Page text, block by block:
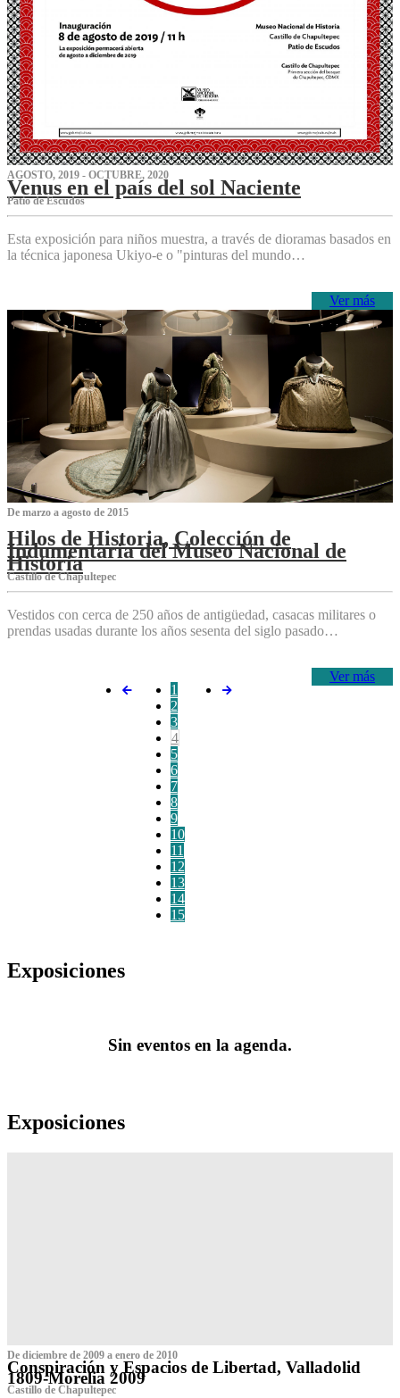
AGOSTO, 2019 - OCTUBRE, 2020
Venus en el país del sol Naciente
P‌atio de Escudos
Esta exposición para niños muestra, a través de dioramas basados en
la técnica japonesa Ukiyo-e o "pinturas del mundo…
Ver más
De marzo a agosto de 2015
Hilos de Historia, Colección de
Indumentaria del Museo Nacional de
Historia
Castillo de Chapultepec
Vestidos con cerca de 250 años de antigüedad, casacas militares o
prendas usadas durante los años sesenta del siglo pasado…
Ver más
1
2
3
4
5
6
7
8
9
10
11
12
13
14
15
Exposiciones
Sin eventos en la agenda.
Exposiciones
De diciembre de 2009 a enero de 2010
Conspiración y Espacios de Libertad, Valladolid
1809-Morelia 2009
Castillo de Chapultepec